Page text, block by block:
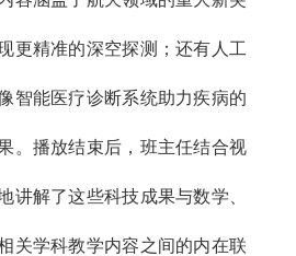
更精准的深空探测；还有人工
智能医疗诊断系统助力疾病的
。播放结束后，班主任结合视
讲解了这些科技成果与数学、
关学科教学内容之间的内在联